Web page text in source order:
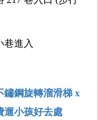
進入
鏽鋼旋轉溜滑梯 x
遛小孩好去處